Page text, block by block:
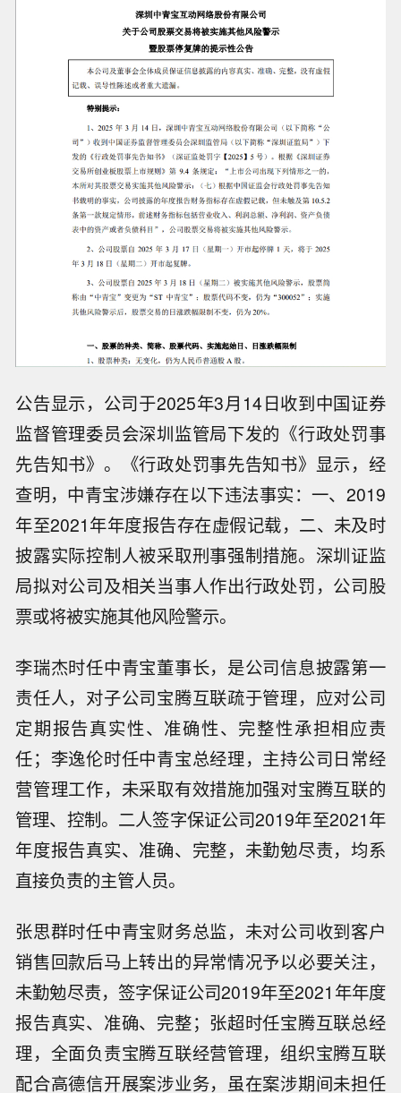
公告显示，公司于2025年3月14日收到中国证券
监督管理委员会深圳监管局下发的《行政处罚事
先告知书》。《行政处罚事先告知书》显示，经
查明，中青宝涉嫌存在以下违法事实：一、2019
年至2021年年度报告存在虚假记载，二、未及时
披露实际控制人被采取刑事强制措施。深圳证监
局拟对公司及相关当事人作出行政处罚，公司股
票或将被实施其他风险警示。
李瑞杰时任中青宝董事长，是公司信息披露第一
责任人，对子公司宝腾互联疏于管理，应对公司
定期报告真实性、准确性、完整性承担相应责
任；李逸伦时任中青宝总经理，主持公司日常经
营管理工作，未采取有效措施加强对宝腾互联的
管理、控制。二人签字保证公司2019年至2021年
年度报告真实、准确、完整，未勤勉尽责，均系
直接负责的主管人员。
张思群时任中青宝财务总监，未对公司收到客户
销售回款后马上转出的异常情况予以必要关注，
未勤勉尽责，签字保证公司2019年至2021年年度
报告真实、准确、完整；张超时任宝腾互联总经
理，全面负责宝腾互联经营管理，组织宝腾互联
配合高德信开展案涉业务，虽在案涉期间未担任